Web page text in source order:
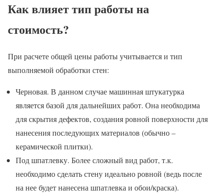
Как влияет тип работы на
стоимость?
При расчете общей цены работы учитывается и тип
выполняемой обработки стен:
Черновая. В данном случае машинная штукатурка
является базой для дальнейших работ. Она необходима
для скрытия дефектов, создания ровной поверхности для
нанесения последующих материалов (обычно –
керамической плитки).
Под шпатлевку. Более сложный вид работ, т.к.
необходимо сделать стену идеально ровной (ведь после
на нее будет нанесена шпатлевка и обои/краска).